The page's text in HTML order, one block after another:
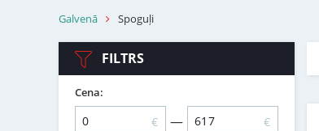
Galvenā Spoguļi
FILTRS
Cena:
€ — €